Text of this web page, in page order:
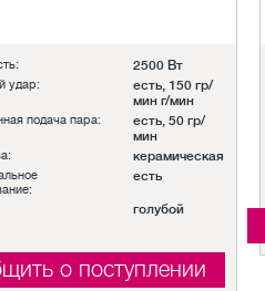
2500 Вт
удар:
есть, 150 гр/
мин г/мин
подача пара:
есть, 50 гр/
мин
керамическая
есть
голубой
о поступлении